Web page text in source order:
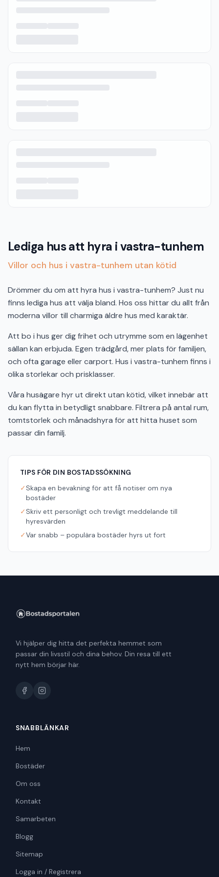
Lediga hus att hyra i vastra-tunhem
Villor och hus i vastra-tunhem utan kötid
Drömmer du om att hyra hus i vastra-tunhem? Just nu
finns lediga hus att välja bland. Hos oss hittar du allt från
moderna villor till charmiga äldre hus med karaktär.
Att bo i hus ger dig frihet och utrymme som en lägenhet
sällan kan erbjuda. Egen trädgård, mer plats för familjen,
och ofta garage eller carport. Hus i vastra-tunhem finns i
olika storlekar och prisklasser.
Våra husägare hyr ut direkt utan kötid, vilket innebär att
du kan flytta in betydligt snabbare. Filtrera på antal rum,
tomtstorlek och månadshyra för att hitta huset som
passar din familj.
TIPS FÖR DIN BOSTADSSÖKNING
✓Skapa en bevakning för att få notiser om nya
bostäder
✓Skriv ett personligt och trevligt meddelande till
hyresvärden
✓Var snabb – populära bostäder hyrs ut fort
Vi hjälper dig hitta det perfekta hemmet som
passar din livsstil och dina behov. Din resa till ett
nytt hem börjar här.
SNABBLÄNKAR
Hem
Bostäder
Om oss
Kontakt
Samarbeten
Blogg
Sitemap
Logga in / Registrera